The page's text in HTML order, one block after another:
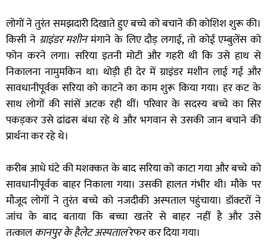
लोगों ने तुरंत समझदारी दिखाते हुए बच्चे को बचाने की कोशिश शुरू की।
किसी ने ग्राइंडर मशीनमंगाने के लिए दौड़ लगाई, तो कोई एम्बुलेंस को
फोन करने लगा। सरिया इतनी मोटी और गहरी थी कि उसे हाथ से
निकालना नामुमकिन था। थोड़ी ही देर में ग्राइंडर मशीन लाई गई और
सावधानीपूर्वक सरिया को काटने का काम शुरू किया गया। हर कट के
साथ लोगों की सांसें अटक रही थीं। परिवार के सदस्य बच्चे का सिर
पकड़कर उसे ढांढस बंधा रहे थे और भगवान से उसकी जान बचाने की
प्रार्थना कर रहे थे।
करीब आधे घंटे की मशक्कत के बाद सरिया को काटा गया और बच्चे को
सावधानीपूर्वक बाहर निकाला गया। उसकी हालत गंभीर थी। मौके पर
मौजूद लोगों ने तुरंत बच्चे को नजदीकी अस्पताल पहुंचाया। डॉक्टरों ने
जांच के बाद बताया कि बच्चा खतरे से बाहर नहीं है और उसे
तत्कालकानपुर के हैलेट अस्पतालरेफर कर दिया गया।